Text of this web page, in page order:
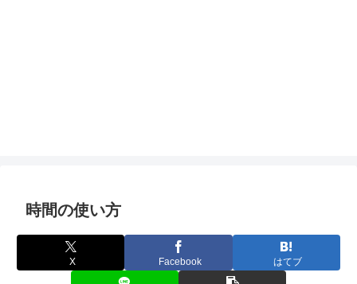
時間の使い方
X Facebook はてブ